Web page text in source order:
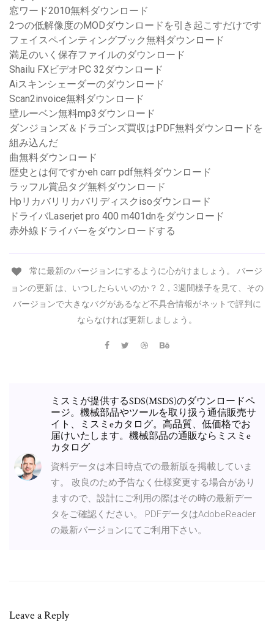
窓ワード2010無料ダウンロード
2つの低解像度のMODダウンロードを引き起こすだけです
フェイスペインティングブック無料ダウンロード
満足のいく保存ファイルのダウンロード
Shailu FXビデオPC 32ダウンロード
Aiスキンシェーダーのダウンロード
Scan2invoice無料ダウンロード
壁ルーベン無料mp3ダウンロード
ダンジョンズ＆ドラゴンズ買収はPDF無料ダウンロードを
組み込んだ
曲無料ダウンロード
歴史とは何ですかeh carr pdf無料ダウンロード
ラッフル賞品タグ無料ダウンロード
Hpリカバリリカバリディスクisoダウンロード
ドライバLaserjet pro 400 m401dnをダウンロード
赤外線ドライバーをダウンロードする
常に最新のバージョンにするように心がけましょう。 バージ
ョンの更新 は、いつしたらいいのか？ 2，3週間様子を見て、その
バージョンで大きなバグがあるなど不具合情報がネットで評判に
ならなければ更新しましょう。
ミスミが提供するSDS(MSDS)のダウンロードペ
ージ。機械部品やツールを取り扱う通信販売サ
イト、ミスミeカタログ。高品質、低価格でお
届けいたします。機械部品の通販ならミスミe
カタログ
資料データは本日時点での最新版を掲載していま
す。 改良のため予告なく仕様変更する場合があり
ますので、設計にご利用の際はその時の最新デー
タをご確認ください。 PDFデータはAdobeReader
の最新バージョンにてご利用下さい。
Leave a Reply